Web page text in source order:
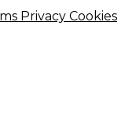
Privacy Cookies